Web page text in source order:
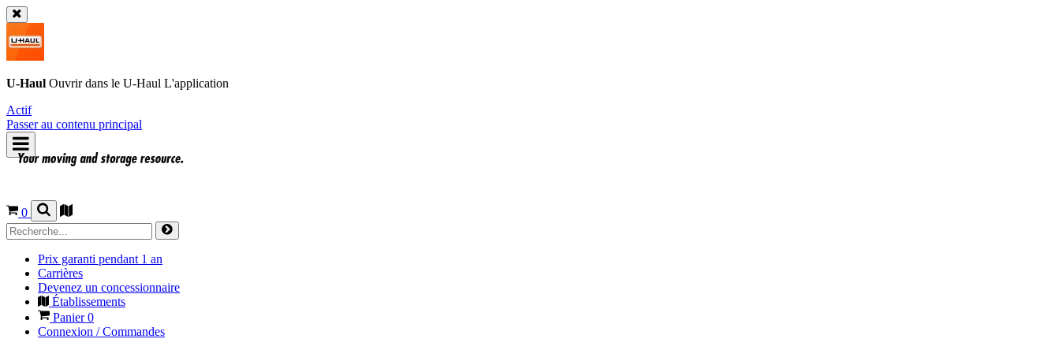
U-Haul Ouvrir dans le U-Haul L'application
Actif
Passer au contenu principal
0
Prix garanti pendant 1 an
Carrières
Devenez un concessionnaire
Établissements
Panier0
Connexion / Commandes